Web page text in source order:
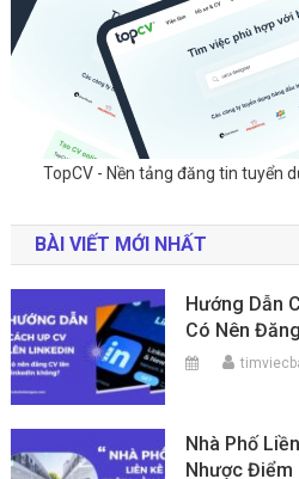
TopCV - Nền tảng đăng tin tuyển
BÀI VIẾT MỚI NHẤT
Hướng Dẫn
Có Nên
Nhà Phố
Nhược Điểm